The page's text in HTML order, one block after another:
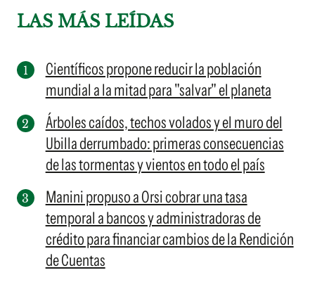
LAS MÁS LEÍDAS
Científicos propone reducir la población
mundial a la mitad para "salvar" el planeta
Árboles caídos, techos volados y el muro del
Ubilla derrumbado: primeras consecuencias
de las tormentas y vientos en todo el país
Manini propuso a Orsi cobrar una tasa
temporal a bancos y administradoras de
crédito para financiar cambios de la Rendición
de Cuentas